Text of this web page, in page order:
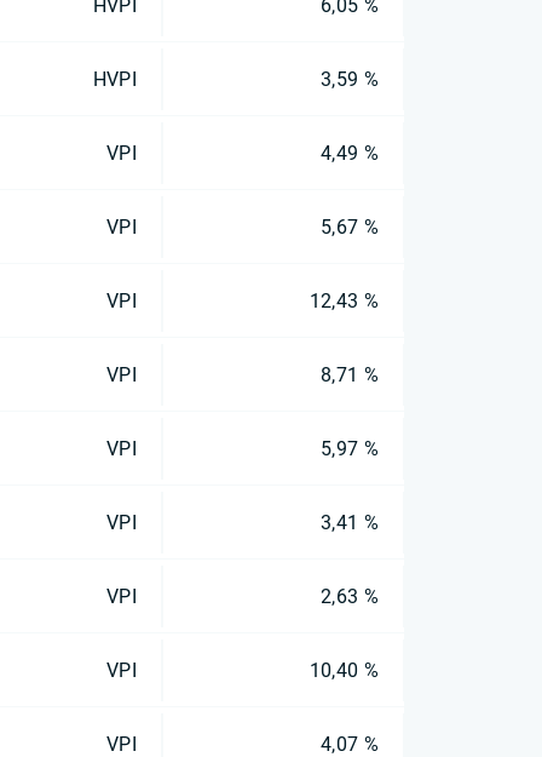
HVPI 6,05 %
HVPI 3,59 %
VPI 4,49 %
VPI 5,67 %
VPI 12,43 %
VPI 8,71 %
VPI 5,97 %
VPI 3,41 %
VPI 2,63 %
VPI 10,40 %
VPI 4,07 %